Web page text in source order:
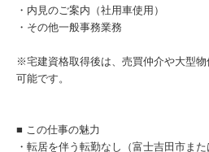
・内見のご案内（社用車使用）
・その他一般事務業務
※宅建資格取得後は、売買仲介や大型
可能です。
■ この仕事の魅力
・転居を伴う転勤なし（富士吉田市また